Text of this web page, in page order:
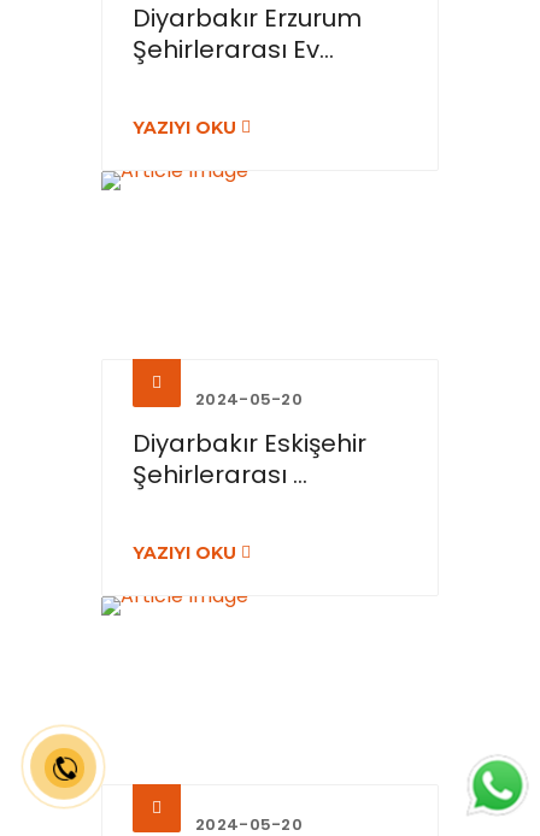
Diyarbakır Erzurum
Şehirlerarası Ev...
YAZIYI OKU
2024-05-20
Diyarbakır Eskişehir
Şehirlerarası ...
YAZIYI OKU
2024-05-20